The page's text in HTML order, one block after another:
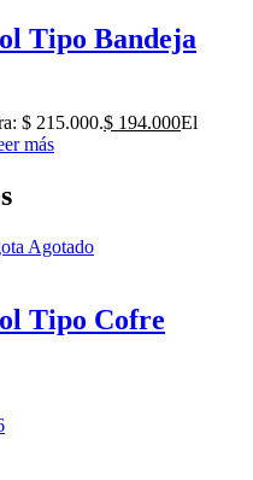
Tipo Bandeja
$ 215.000.$ 194.000El
más
Agotado
Tipo Cofre